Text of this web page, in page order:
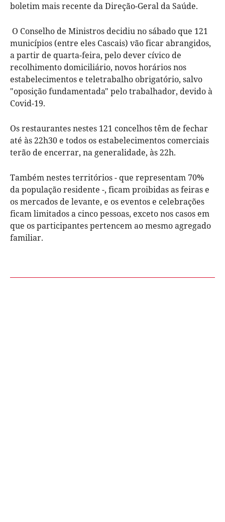
boletim mais recente da Direção-Geral da Saúde.
O Conselho de Ministros decidiu no sábado que 121
municípios (entre eles Cascais) vão ficar abrangidos,
a partir de quarta-feira, pelo dever cívico de
recolhimento domiciliário, novos horários nos
estabelecimentos e teletrabalho obrigatório, salvo
"oposição fundamentada" pelo trabalhador, devido à
Covid-19.
Os restaurantes nestes 121 concelhos têm de fechar
até às 22h30 e todos os estabelecimentos comerciais
terão de encerrar, na generalidade, às 22h.
Também nestes territórios - que representam 70%
da população residente -, ficam proibidas as feiras e
os mercados de levante, e os eventos e celebrações
ficam limitados a cinco pessoas, exceto nos casos em
que os participantes pertencem ao mesmo agregado
familiar.